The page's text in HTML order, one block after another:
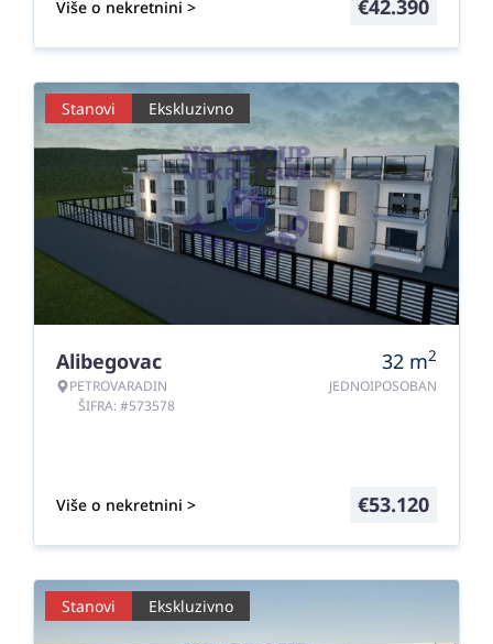
Više o nekretnini > €42.390
Stanovi Ekskluzivno
Alibegovac
PETROVARADIN
ŠIFRA: #573578
32 m2
JEDNOIPOSOBAN
Više o nekretnini > €53.120
Stanovi Ekskluzivno